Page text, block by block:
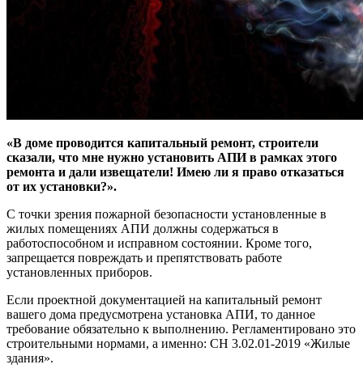
«В доме проводится капитальный ремонт, строители
сказали, что мне нужно установить АПИ в рамках этого
ремонта и дали извещатели! Имею ли я право отказаться
от их установки?».
С точки зрения пожарной безопасности установленные в
жилых помещениях АПИ должны содержаться в
работоспособном и исправном состоянии. Кроме того,
запрещается повреждать и препятствовать работе
установленных приборов.
Если проектной документацией на капитальный ремонт
вашего дома предусмотрена установка АПИ, то данное
требование обязательно к выполнению. Регламентировано это
строительными нормами, а именно: СН 3.02.01-2019 «Жилые
здания».